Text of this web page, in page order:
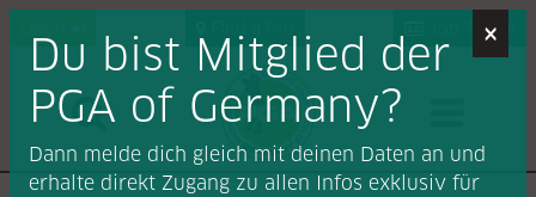
Job-Portal
×
Du bist Mitglied der
PGA of Germany?
Dann melde dich gleich mit deinen Daten an und
erhalte direkt Zugang zu allen Infos exklusiv für